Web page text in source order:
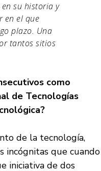
su historia y
en el que
plazo. Una
tantos sitios
como
de Tecnologías
de la tecnología,
incógnitas que cuando
iniciativa de dos